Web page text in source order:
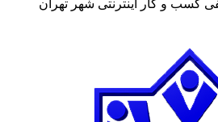
کسب و کار اینترنتی شهر تهران